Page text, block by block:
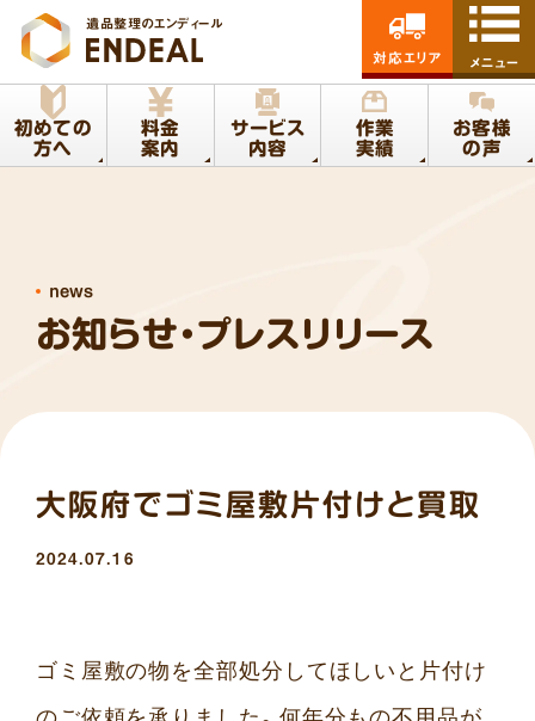
遺品整理のエンディール
初めての
方へ
料金
案内
サービス
内容
作業
実績
お客様
の声
対応エリア メニュー
お知らせ・プレスリリース
news
大阪府でゴミ屋敷片付けと買取
2024.07.16
ゴミ屋敷の物を全部処分してほしいと片付け